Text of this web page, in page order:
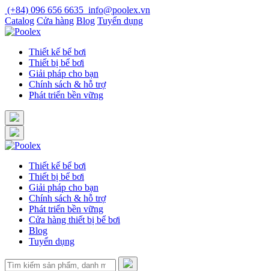
Skip
to
content
(+84) 096 656 6635 info@poolex.vn
Catalog Cửa hàng Blog Tuyển dụng
Thiết kế bể bơi
Thiết bị bể bơi
Giải pháp cho bạn
Chính sách & hỗ trợ
Phát triển bền vững
Thiết kế bể bơi
Thiết bị bể bơi
Giải pháp cho bạn
Chính sách & hỗ trợ
Phát triển bền vững
Cửa hàng thiết bị bể bơi
Blog
Tuyển dụng